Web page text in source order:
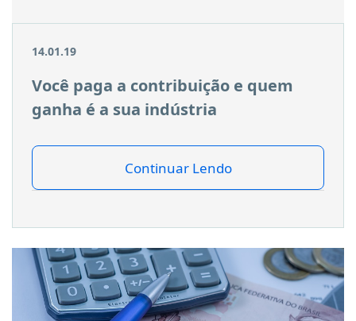
14.01.19
Você paga a contribuição e quem
ganha é a sua indústria
Continuar Lendo